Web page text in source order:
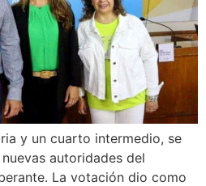
y un cuarto intermedio, se
autoridades del
La votación dio como